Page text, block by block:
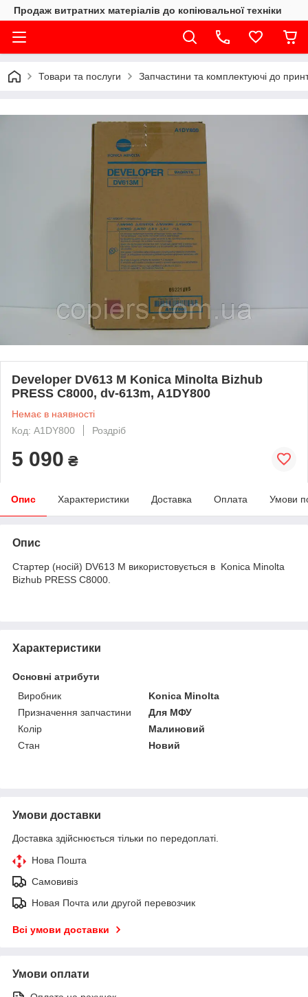
Продаж витратних матеріалів до копіювальної техніки
Товари та послуги Запчастини та комплектуючі до
Developer DV613 M Konica Minolta Bizhub
PRESS C8000, dv-613m, A1DY800
Немає в наявності
Код: A1DY800
Роздріб
5 090 ₴
Опис Характеристики Доставка Оплата Умови
Опис
Стартер (носій) DV613 M використовується в Konica Minolta
Bizhub PRESS C8000.
Характеристики
Основні атрибути
Виробник
Konica Minolta
Призначення запчастини
Для МФУ
Колір
Малиновий
Стан
Новий
Умови доставки
Доставка здійснюється тільки по передоплаті.
Нова Пошта
Самовивіз
Новая Почта или другой перевозчик
Всі умови доставки
Умови оплати